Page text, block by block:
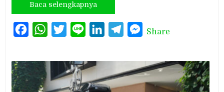
Baca selengkapnya
FacebookWhatsAppTwitterLine LinkedInTelegramMessenger
Share